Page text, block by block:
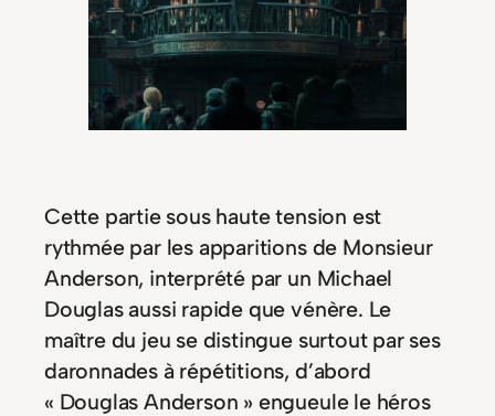
Cette partie sous haute tension est
rythmée par les apparitions de Monsieur
Anderson, interprété par un Michael
Douglas aussi rapide que vénère. Le
maître du jeu se distingue surtout par ses
daronnades à répétitions, d’abord
« Douglas Anderson » engueule le héros